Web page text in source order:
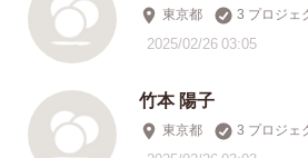
東京都 3 プロジェ
2025/02/26 03:05
竹本 陽子
東京都 3 プロジェ